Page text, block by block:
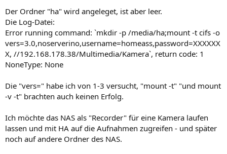
Der Ordner "ha" wird angeleget, ist aber leer.
Die Log-Datei:
Error running command: `mkdir -p /media/ha;mount -t cifs -o
vers=3.0,noserverino,username=homeass,password=XXXXXX
X, //192.168.178.38/Multimedia/Kamera`, return code: 1
NoneType: None
Die "vers=" habe ich von 1-3 versucht, "mount -t" "und mount
-v -t" brachten auch keinen Erfolg.
Ich möchte das NAS als "Recorder" für eine Kamera laufen
lassen und mit HA auf die Aufnahmen zugreifen - und später
noch auf andere Ordner des NAS.